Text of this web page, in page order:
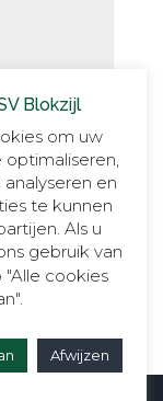
Blokzijl
om uw
optimaliseren,
en
te kunnen
Als u
gebruik van
cookies
Afwijzen